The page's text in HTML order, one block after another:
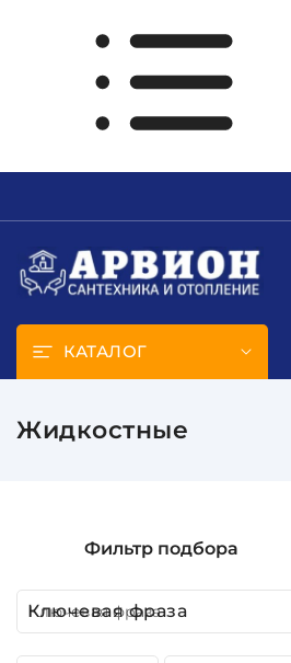
КАТАЛОГ
Жидкостные
Фильтр подбора
Ключевая фраза